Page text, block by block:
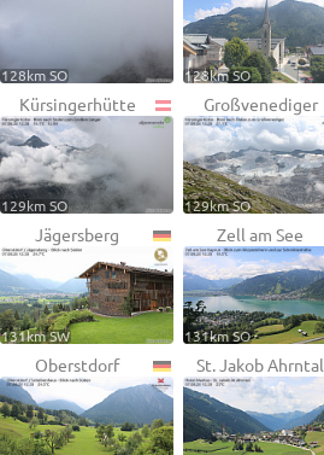
128km SO 128km SO
Kürsingerhütte
129km SO
Großvenediger
129km SO
Jägersberg
131km SW
Zell am See
131km SO
Oberstdorf St. Jakob Ahrntal